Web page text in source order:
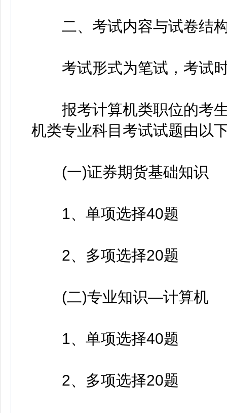
二、考试内容与试卷结
考试形式为笔试，考试时
报考计算机类职位的考生
机类专业科目考试试题由以
(一)证券期货基础知识
1、单项选择40题
2、多项选择20题
(二)专业知识—计算机
1、单项选择40题
2、多项选择20题